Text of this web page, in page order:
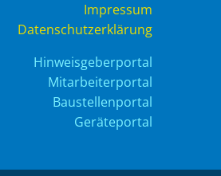
Impressum
Datenschutzerklärung
Hinweisgeberportal
Mitarbeiterportal
Baustellenportal
Geräteportal